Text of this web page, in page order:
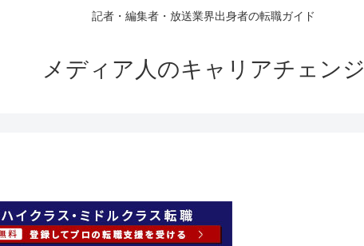
記者・編集者・放送業界出身者の転職ガイド
メディア人のキャリアチェンジ